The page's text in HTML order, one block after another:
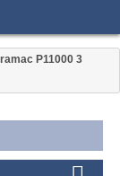
P11000 3